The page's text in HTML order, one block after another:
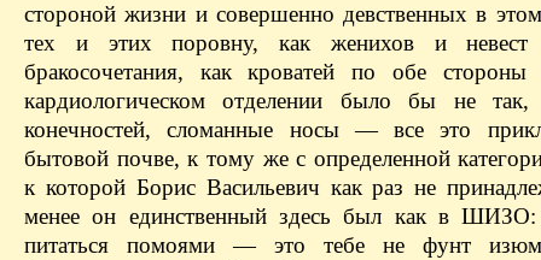
стороной жизни и совершенно девственных в
тех и этих поровну, как женихов и невест
бракосочетания, как кроватей по обе
кардиологическом отделении было бы не
конечностей, сломанные носы — все это
бытовой почве, к тому же с определенной
к которой Борис Васильевич как раз не
менее он единственный здесь был как в ШИЗО:
питаться помоями — это тебе не фунт